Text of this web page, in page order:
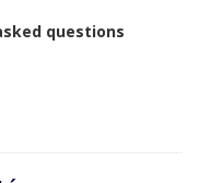
questions